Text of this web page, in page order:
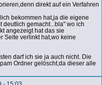
direkt auf ein Verfahren
bekommen hat,ja die eigene
deutlich gemacht...bla" wo ich
angezeigt hat das sie
Seite verlinkt hat,wo keine
darf ich sie ja auch nicht. Die
Ordner gelöscht,da dieser alle